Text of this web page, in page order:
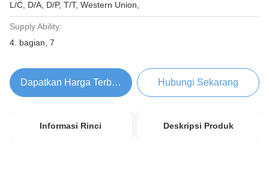
L/C, D/A, D/P, T/T, Western Union,
Supply Ability:
4. bagian, 7
Dapatkan Harga Terbaik Hubungi Sekarang
Informasi Rinci Deskripsi Produk